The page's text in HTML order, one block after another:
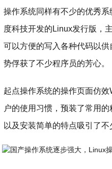
操作系统同样有不少的优秀
度科技开发的Linux发行版，
可以方便的写入各种代码以
势俘获了不少程序员的芳心。
起点操作系统的操作页面仿
户的使用习惯，预装了常用
以及安装简单的特点吸引了不